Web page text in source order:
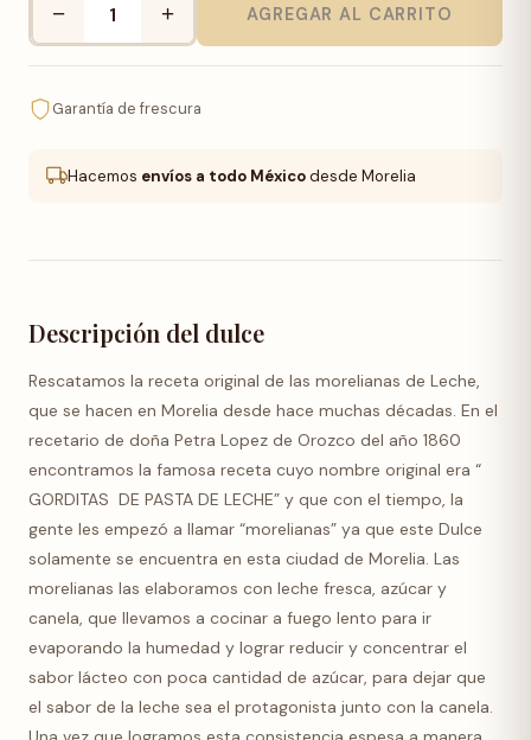
Morelianas
− + AGREGAR AL CARRITO
Garantía de frescura
Hacemos envíos a todo Méxicodesde Morelia
Descripción del dulce
Rescatamos la receta original de las morelianas de Leche,
que se hacen en Morelia desde hace muchas décadas. En el
recetario de doña Petra Lopez de Orozco del año 1860
encontramos la famosa receta cuyo nombre original era “
GORDITAS DE PASTA DE LECHE” y que con el tiempo, la
gente les empezó a llamar “morelianas” ya que este Dulce
solamente se encuentra en esta ciudad de Morelia. Las
morelianas las elaboramos con leche fresca, azúcar y
canela, que llevamos a cocinar a fuego lento para ir
evaporando la humedad y lograr reducir y concentrar el
sabor lácteo con poca cantidad de azúcar, para dejar que
el sabor de la leche sea el protagonista junto con la canela.